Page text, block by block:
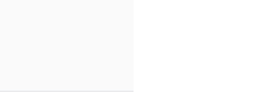
Kantongi SLHS, Peringati HUT RI,